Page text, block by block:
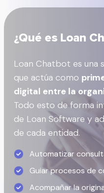
¿Qué es Loan
Loan Chatbot es una
que actúa como
digital entre la
Todo esto de forma
de Loan Software y
de cada entidad.
Automatizar
Guiar procesos de
Acompañar la